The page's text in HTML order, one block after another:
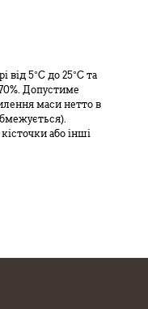
від 5°С до 25°С та
Допустиме
маси нетто в
або інші